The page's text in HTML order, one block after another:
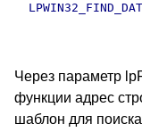
Через параметр
функции адрес
шаблон для